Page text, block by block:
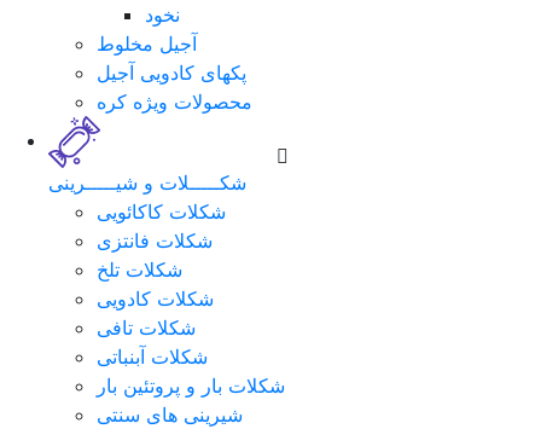
نخود
آجیل مخلوط
پکهای کادویی آجیل
محصولات ویژه کره
شکـــــلات و شیـــــرینی
شکلات کاکائویی
شکلات فانتزی
شکلات تلخ
شکلات کادویی
شکلات تافی
شکلات آبنباتی
شکلات بار و پروتئین بار
شیرینی های سنتی